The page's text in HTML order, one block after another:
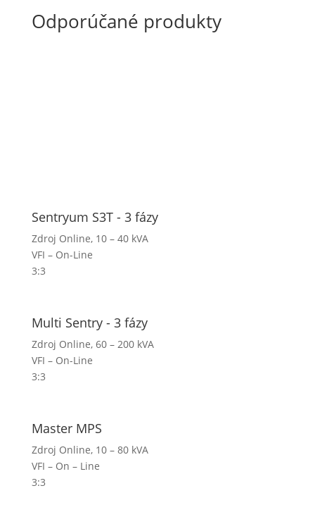
Odporúčané produkty
Sentryum S3T - 3 fázy
Zdroj Online, 10 – 40 kVA
VFI – On-Line
3:3
Multi Sentry - 3 fázy
Zdroj Online, 60 – 200 kVA
VFI – On-Line
3:3
Master MPS
Zdroj Online, 10 – 80 kVA
VFI – On – Line
3:3